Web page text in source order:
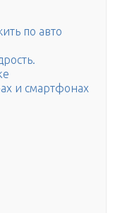
по авто
и смартфонах